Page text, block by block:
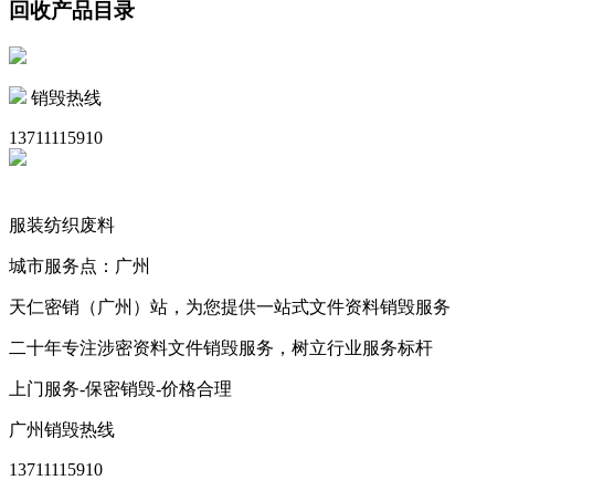
回收产品目录
销毁热线
13711115910
服装纺织废料
城市服务点：广州
天仁密销（广州）站，为您提供一站式文件资料销毁服务
二十年专注涉密资料文件销毁服务，树立行业服务标杆
上门服务-保密销毁-价格合理
广州销毁热线
13711115910